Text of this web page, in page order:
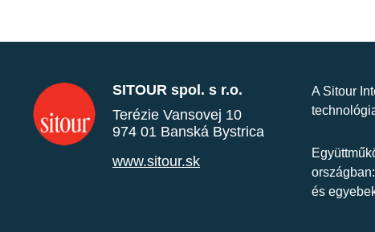
SITOUR spol. s r.o.
Terézie Vansovej 10
974 01 Banská Bystrica
www.sitour.sk
A Sitour
és